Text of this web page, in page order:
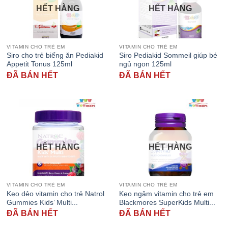
HẾT HÀNG
VITAMIN CHO TRẺ EM
Siro cho trẻ biếng ăn Pediakid
Appetit Tonus 125ml
ĐÃ BÁN HẾT
HẾT HÀNG
VITAMIN CHO TRẺ EM
Siro Pediakid Sommeil giúp bé
ngủ ngon 125ml
ĐÃ BÁN HẾT
HẾT HÀNG
VITAMIN CHO TRẺ EM
Kẹo dẻo vitamin cho trẻ Natrol
Gummies Kids’ Multi...
ĐÃ BÁN HẾT
HẾT HÀNG
VITAMIN CHO TRẺ EM
Kẹo ngậm vitamin cho trẻ em
Blackmores SuperKids Multi...
ĐÃ BÁN HẾT